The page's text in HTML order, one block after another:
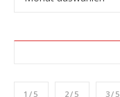
1/5 2/5 3/5